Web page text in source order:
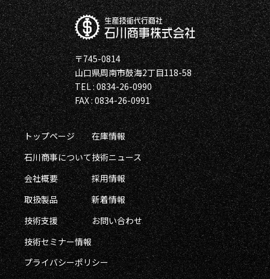
〒745-0814
山口県周南市鼓海2丁目118-58
TEL : 0834-26-0990
FAX : 0834-26-0991
トップページ
石川商事について
会社概要
取扱製品
技術支援
技術セミナー情報
在庫情報
技術ニュース
採用情報
新着情報
お問い合わせ
プライバシーポリシー